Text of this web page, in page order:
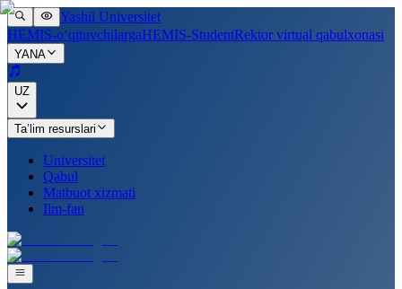
Yashil Universitet
HEMIS-o‘qituvchilargaHEMIS-StudentRektor virtual qabulxonasi
YANA
UZ
Ta’lim resurslari
Universitet
Qabul
Matbuot xizmati
Ilm-fan